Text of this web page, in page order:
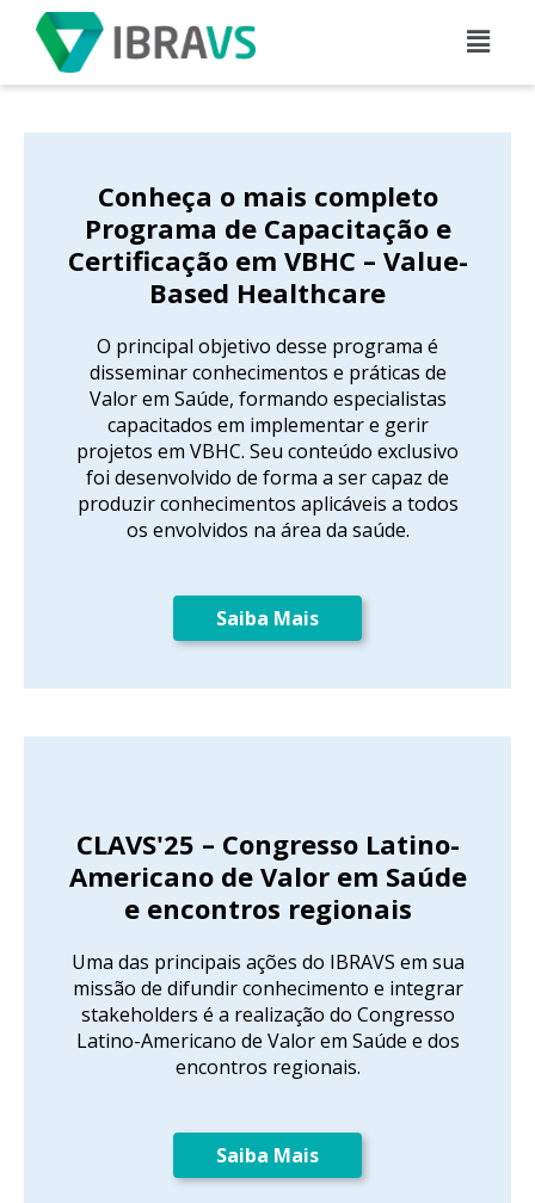
Conheça o mais completo
Programa de Capacitação e
Certificação em VBHC – Value-
Based Healthcare
O principal objetivo desse programa é
disseminar conhecimentos e práticas de
Valor em Saúde, formando especialistas
capacitados em implementar e gerir
projetos em VBHC. Seu conteúdo exclusivo
foi desenvolvido de forma a ser capaz de
produzir conhecimentos aplicáveis ​​a todos
os envolvidos na área da saúde.
Saiba Mais
CLAVS'25 – Congresso Latino-
Americano de Valor em Saúde
e encontros regionais
Uma das principais ações do IBRAVS em sua
missão de difundir conhecimento e integrar
stakeholders é a realização do Congresso
Latino-Americano de Valor em Saúde e dos
encontros regionais.
Saiba Mais